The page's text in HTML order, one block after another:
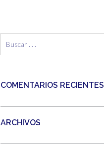
COMENTARIOS RECIENTES
ARCHIVOS